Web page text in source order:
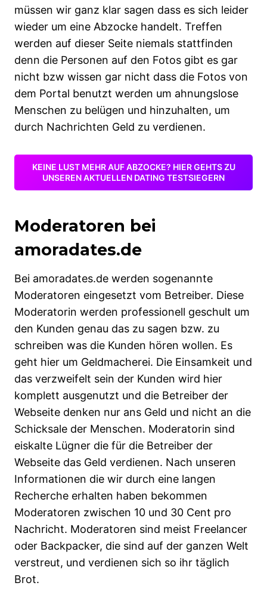
müssen wir ganz klar sagen dass es sich leider
wieder um eine Abzocke handelt. Treffen
werden auf dieser Seite niemals stattfinden
denn die Personen auf den Fotos gibt es gar
nicht bzw wissen gar nicht dass die Fotos von
dem Portal benutzt werden um ahnungslose
Menschen zu belügen und hinzuhalten, um
durch Nachrichten Geld zu verdienen.
KEINE LUST MEHR AUF ABZOCKE? HIER GEHTS ZU
UNSEREN AKTUELLEN DATING TESTSIEGERN
Moderatoren bei
amoradates.de
Bei amoradates.de werden sogenannte
Moderatoren eingesetzt vom Betreiber. Diese
Moderatorin werden professionell geschult um
den Kunden genau das zu sagen bzw. zu
schreiben was die Kunden hören wollen. Es
geht hier um Geldmacherei. Die Einsamkeit und
das verzweifelt sein der Kunden wird hier
komplett ausgenutzt und die Betreiber der
Webseite denken nur ans Geld und nicht an die
Schicksale der Menschen. Moderatorin sind
eiskalte Lügner die für die Betreiber der
Webseite das Geld verdienen. Nach unseren
Informationen die wir durch eine langen
Recherche erhalten haben bekommen
Moderatoren zwischen 10 und 30 Cent pro
Nachricht. Moderatoren sind meist Freelancer
oder Backpacker, die sind auf der ganzen Welt
verstreut, und verdienen sich so ihr täglich
Brot.